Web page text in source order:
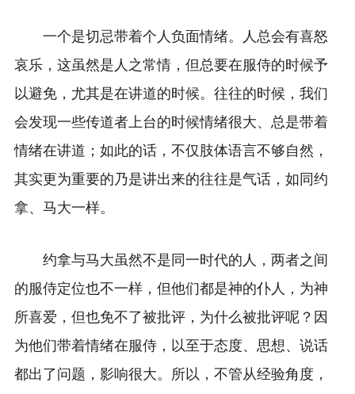
一个是切忌带着个人负面情绪。人总会有喜怒
哀乐，这虽然是人之常情，但总要在服侍的时候予
以避免，尤其是在讲道的时候。往往的时候，我们
会发现一些传道者上台的时候情绪很大、总是带着
情绪在讲道；如此的话，不仅肢体语言不够自然，
其实更为重要的乃是讲出来的往往是气话，如同约
拿、马大一样。
约拿与马大虽然不是同一时代的人，两者之间
的服侍定位也不一样，但他们都是神的仆人，为神
所喜爱，但也免不了被批评，为什么被批评呢？因
为他们带着情绪在服侍，以至于态度、思想、说话
都出了问题，影响很大。所以，不管从经验角度，